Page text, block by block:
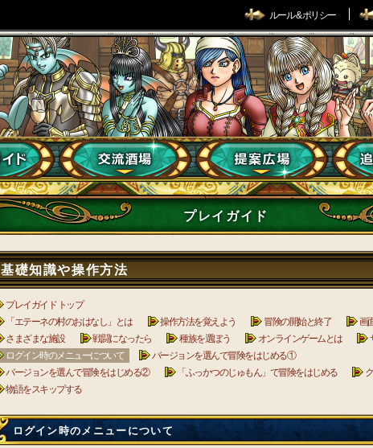
ルール & ポリシー
プレイガイド
基礎知識や操作方法
プレイガイド トップ
「エテーネの村のおはなし」とは
操作方法を覚えよう 冒険の開始と終了
画
さまざまな施設
戦闘になったら 種族を選ぼう オンラインゲームとは
ログイン時のメニューについて
バージョンを選んで冒険をはじめる①
バージョンを選んで冒険をはじめる②
「ふっかつのじゅもん」で冒険をはじめる
物語をスキップする
ログイン時のメニューについて